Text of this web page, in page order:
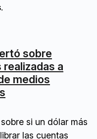
.
sobre
a
medios
si un dólar más
las cuentas